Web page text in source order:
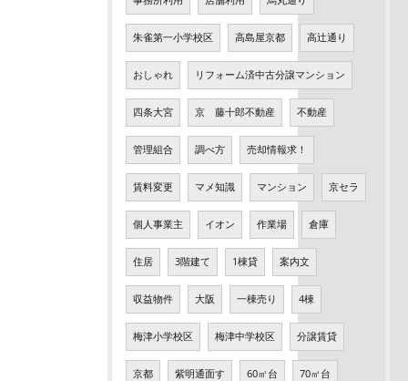
朱雀第一小学校区 高島屋京都 高辻通り
おしゃれ リフォーム済中古分譲マンション
四条大宮 京 藤十郎不動産 不動産
管理組合 調べ方 売却情報求！
賃料変更 マメ知識 マンション 京セラ
個人事業主 イオン 作業場 倉庫
住居 3階建て 1棟貸 案内文
収益物件 大阪 一棟売り 4棟
梅津小学校区 梅津中学校区 分譲賃貸
京都 紫明通面す 60㎡台 70㎡台